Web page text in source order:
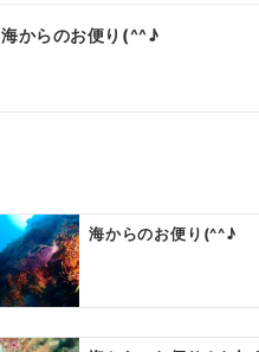
海からのお便り(^^♪
海からのお便り(^^♪